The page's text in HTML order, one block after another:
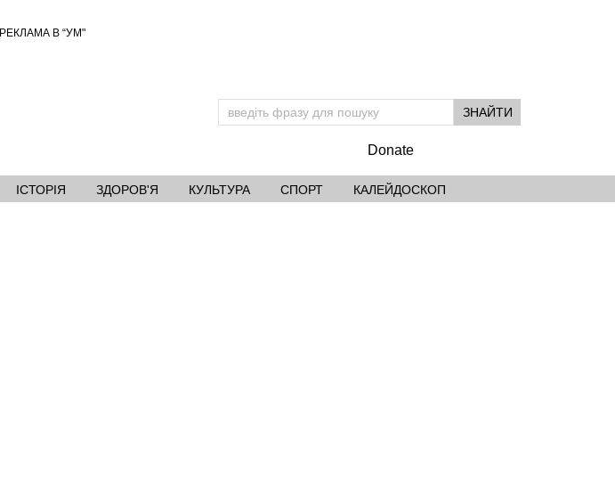
РЕКЛАМА В “УМ"
Donate
ІСТОРІЯ ЗДОРОВ'Я КУЛЬТУРА СПОРТ КАЛЕЙДОСКОП